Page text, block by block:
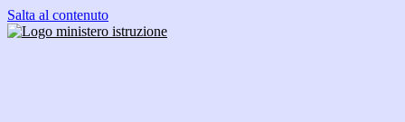
Salta al contenuto